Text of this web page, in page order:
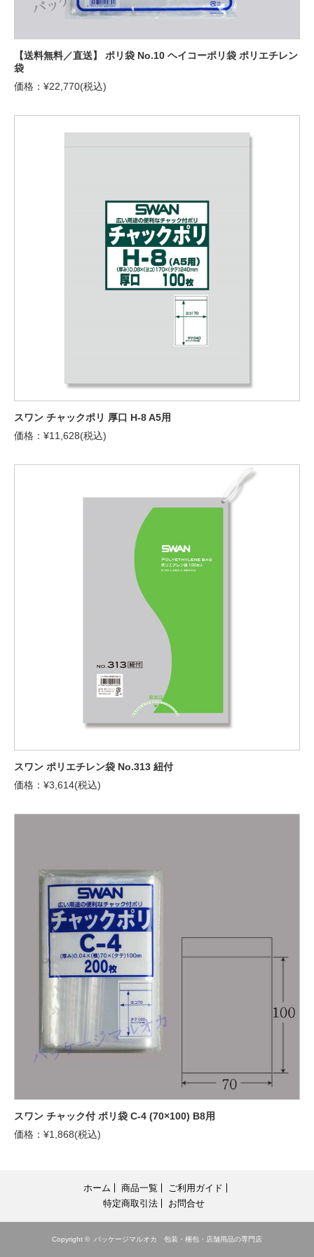
【送料無料／直送】 ポリ袋 No.10 ヘイコーポリ袋 ポリエチレン
袋
価格：¥22,770(税込)
スワン チャックポリ 厚口 H-8 A5用
価格：¥11,628(税込)
スワン ポリエチレン袋 No.313 紐付
価格：¥3,614(税込)
スワン チャック付 ポリ袋 C-4 (70×100) B8用
価格：¥1,868(税込)
ホーム 商品一覧
ご利用ガイド
特定商取引法
お問合せ
Copyright © パッケージマルオカ 包装・梱包・店舗用品の専門店